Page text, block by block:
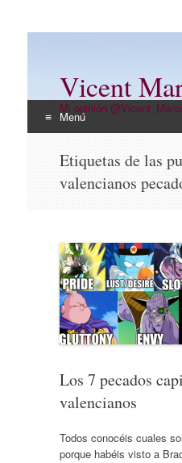
Vicent
Mi opinión
Menú
contenido
Etiquetas de las
valencianos
Los 7 pecados
valencianos
Todos conocéis cuales
porque habéis visto a